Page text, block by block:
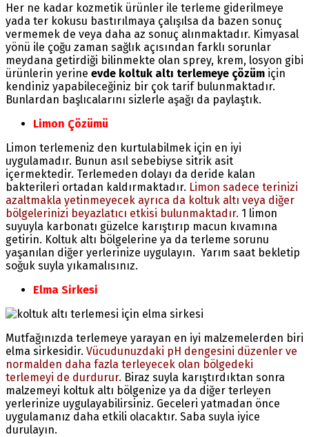
Her ne kadar kozmetik ürünler ile terleme giderilmeye
yada ter kokusu bastırılmaya çalışılsa da bazen sonuç
vermemek de veya daha az sonuç alınmaktadır. Kimyasal
yönü ile çoğu zaman sağlık açısından farklı sorunlar
meydana getirdiği bilinmekte olan sprey, krem, losyon gibi
ürünlerin yerine evde koltuk altı terlemeye çözüm için
kendiniz yapabileceğiniz bir çok tarif bulunmaktadır.
Bunlardan başlıcalarını sizlerle aşağı da paylaştık.
Limon Çözümü
Limon terlemeniz den kurtulabilmek için en iyi
uygulamadır. Bunun asıl sebebiyse sitrik asit
içermektedir. Terlemeden dolayı da deride kalan
bakterileri ortadan kaldırmaktadır. Limon sadece terinizi
azaltmakla yetinmeyecek ayrıca da koltuk altı veya diğer
bölgelerinizi beyazlatıcı etkisi bulunmaktadır. 1 limon
suyuyla karbonatı güzelce karıştırıp macun kıvamına
getirin. Koltuk altı bölgelerine ya da terleme sorunu
yaşanılan diğer yerlerinize uygulayın. Yarım saat bekletip
soğuk suyla yıkamalısınız.
Elma Sirkesi
Mutfağınızda terlemeye yarayan en iyi malzemelerden biri
elma sirkesidir. Vücudunuzdaki pH dengesini düzenler ve
normalden daha fazla terleyecek olan bölgedeki
terlemeyi de durdurur. Biraz suyla karıştırdıktan sonra
malzemeyi koltuk altı bölgenize ya da diğer terleyen
yerlerinize uygulayabilirsiniz. Geceleri yatmadan önce
uygulamanız daha etkili olacaktır. Saba suyla iyice
durulayın.